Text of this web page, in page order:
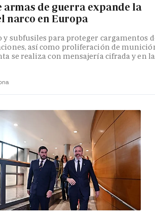
de guerra expande la
narco en Europa
y subfusiles para proteger cargamentos
así como proliferación de
se realiza con mensajería cifrada y en la